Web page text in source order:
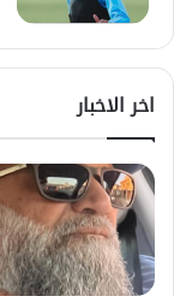
اخر الاخبار